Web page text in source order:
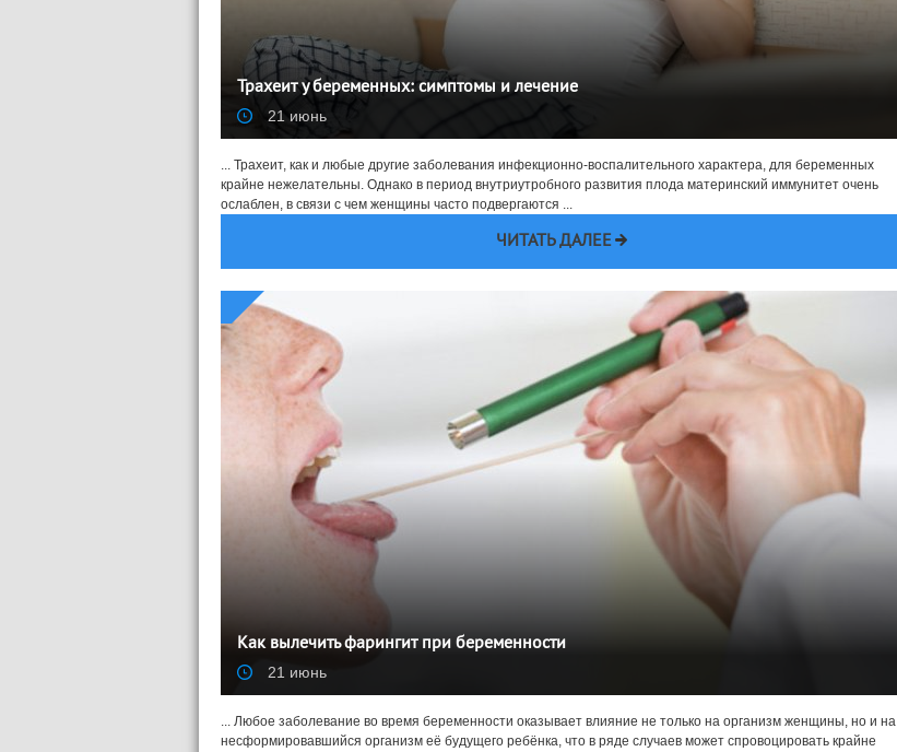
Трахеит у беременных: симптомы и лечение
21 июнь
... Трахеит, как и любые другие заболевания инфекционно-воспалительного характера, для беременных
крайне нежелательны. Однако в период внутриутробного развития плода материнский иммунитет очень
ослаблен, в связи с чем женщины часто подвергаются ...
ЧИТАТЬ ДАЛЕЕ
Как вылечить фарингит при беременности
21 июнь
... Любое заболевание во время беременности оказывает влияние не только на организм женщины, но и на
несформировавшийся организм её будущего ребёнка, что в ряде случаев может спровоцировать крайне